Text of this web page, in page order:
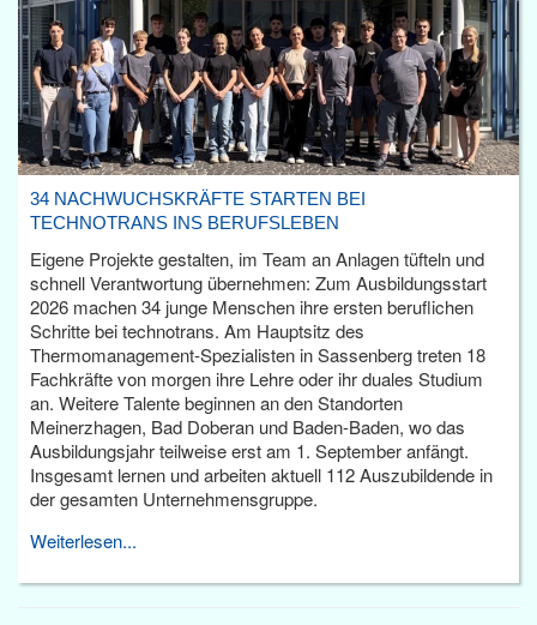
34 NACHWUCHSKRÄFTE STARTEN BEI
TECHNOTRANS INS BERUFSLEBEN
Eigene Projekte gestalten, im Team an Anlagen tüfteln und
schnell Verantwortung übernehmen: Zum Ausbildungsstart
2026 machen 34 junge Menschen ihre ersten beruflichen
Schritte bei technotrans. Am Hauptsitz des
Thermomanagement-Spezialisten in Sassenberg treten 18
Fachkräfte von morgen ihre Lehre oder ihr duales Studium
an. Weitere Talente beginnen an den Standorten
Meinerzhagen, Bad Doberan und Baden-Baden, wo das
Ausbildungsjahr teilweise erst am 1. September anfängt.
Insgesamt lernen und arbeiten aktuell 112 Auszubildende in
der gesamten Unternehmensgruppe.
Weiterlesen...